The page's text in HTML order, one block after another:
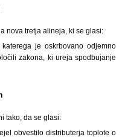
nova tretja alineja, ki se glasi:
je oskrbovano odjemno
zakona, ki ureja spodbujanje
tako, da se glasi:
obvestilo distributerja toplote o